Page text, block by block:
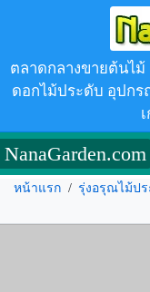
ตลาดกลางขายต้นไ
ดอกไม้ประดับ อุปก
NanaGarden.com
หน้าแรก / รุ่งอรุณไม้ป